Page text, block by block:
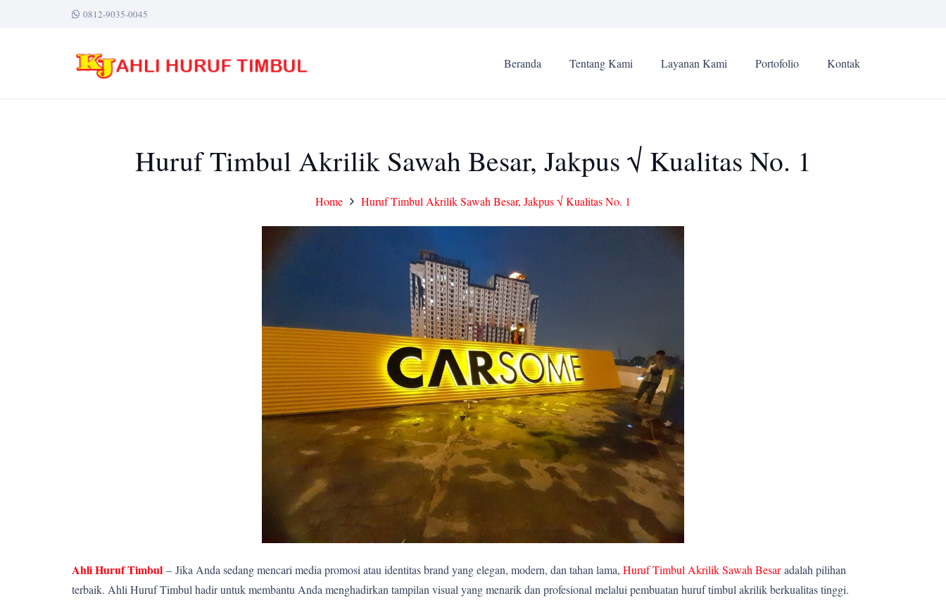
0812-9035-0045
Beranda Tentang Kami Layanan Kami Portofolio Kontak
Huruf Timbul Akrilik Sawah Besar, Jakpus √ Kualitas No. 1
Home Huruf Timbul Akrilik Sawah Besar, Jakpus √ Kualitas No. 1
Ahli Huruf Timbul – Jika Anda sedang mencari media promosi atau identitas brand yang elegan, modern, dan tahan lama, Huruf Timbul Akrilik Sawah Besaradalah pilihan
terbaik. Ahli Huruf Timbul hadir untuk membantu Anda menghadirkan tampilan visual yang menarik dan profesional melalui pembuatan huruf timbul akrilik berkualitas tinggi.